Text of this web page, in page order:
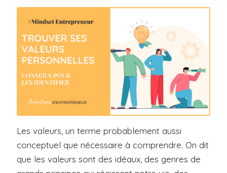
Les valeurs, un terme probablement aussi
conceptuel que nécessaire à comprendre. On dit
que les valeurs sont des idéaux, des genres de